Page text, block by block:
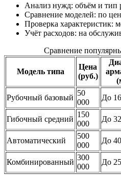
Анализ нужд: объём и тип
Сравнение моделей: по
Проверка характеристик:
Учёт расходов: на
Сравнение
Модель типа
Цена
(руб.)
Рубочный базовый
50
000
До 16
Гибочный средний
150
000
До 32
Автоматический
500
000
До 40
Комбинированный
300
000
До 25